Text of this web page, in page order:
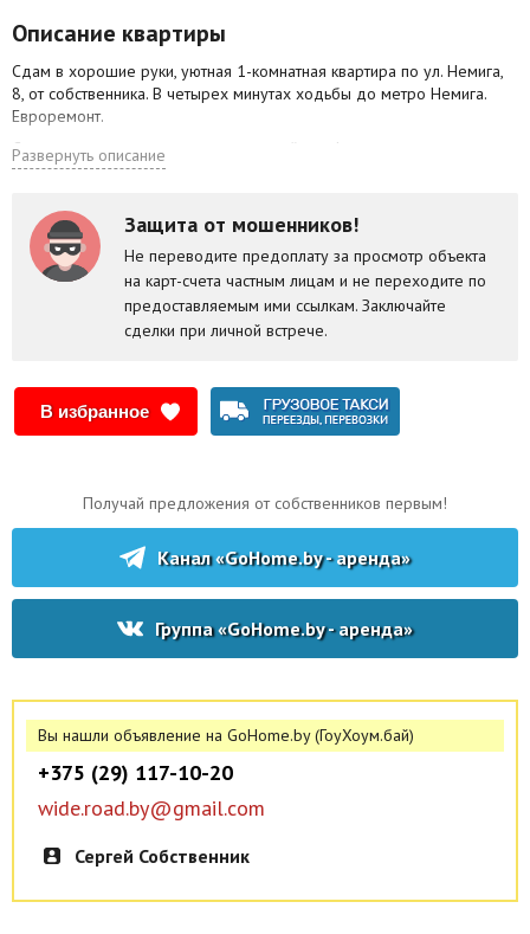
Описание квартиры
Сдам в хорошие руки, уютная 1-комнатная квартира по ул. Немига,
8, от собственника. В четырех минутах ходьбы до метро Немига.
Евроремонт.
Стеклопакеты, пол ламинат, встроенный шкаф-купе, сантехника
новая, высокоскоростной Wi-Fi, металлическая дверь, лифт,
Есть вся мебель (кровать, диван, столик, тумба) и бытовая техника
(электроплита, холодильник, стиральная машина автомат, телевизор,
телефон, утюг, чайник). Имеется отдельная спальная зона. Сан/узел
раздельный. Лоджия застекленная, большая, с двумя выходами из
гостиной и из кухни.
Из окна панорамный вид всего центра города. Рядом ТД На
набережная реки Свислочь, зеленая зона, ресторан Лидо и др.
Рядом центральный ж/д вокзал. Возле дома православный и
католический соборы. Остановка метро Немига. Остановка
Небольшие коммунальные услуги. Только на длительный срок
порядочным людям.
Развернуть описание
Защита от мошенников!
Не переводите предоплату за просмотр объекта
на карт-счета частным лицам и не переходите по
предоставляемым ими ссылкам. Заключайте
сделки при личной встрече.
В избранное
Канал «GoHome.by - аренда»
Получай предложения от собственников первым!
Группа «GoHome.by - аренда»
Вы нашли объявление на GoHome.by (ГоуХоум.бай)
+375 (29) 117-10-20
wide.road.by@gmail.com
Сергей Собственник